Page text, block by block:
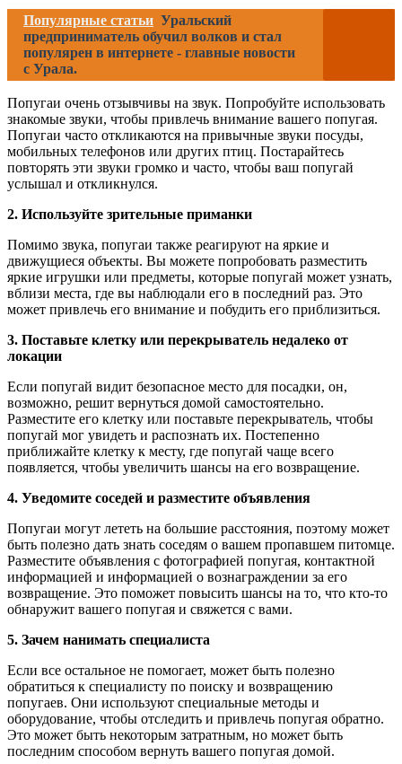
Популярные статьи Уральский
предприниматель обучил волков и стал
популярен в интернете - главные новости
с Урала.
Попугаи очень отзывчивы на звук. Попробуйте использовать
знакомые звуки, чтобы привлечь внимание вашего попугая.
Попугаи часто откликаются на привычные звуки посуды,
мобильных телефонов или других птиц. Постарайтесь
повторять эти звуки громко и часто, чтобы ваш попугай
услышал и откликнулся.
2. Используйте зрительные приманки
Помимо звука, попугаи также реагируют на яркие и
движущиеся объекты. Вы можете попробовать разместить
яркие игрушки или предметы, которые попугай может узнать,
вблизи места, где вы наблюдали его в последний раз. Это
может привлечь его внимание и побудить его приблизиться.
3. Поставьте клетку или перекрыватель недалеко от
локации
Если попугай видит безопасное место для посадки, он,
возможно, решит вернуться домой самостоятельно.
Разместите его клетку или поставьте перекрыватель, чтобы
попугай мог увидеть и распознать их. Постепенно
приближайте клетку к месту, где попугай чаще всего
появляется, чтобы увеличить шансы на его возвращение.
4. Уведомите соседей и разместите объявления
Попугаи могут лететь на большие расстояния, поэтому может
быть полезно дать знать соседям о вашем пропавшем питомце.
Разместите объявления с фотографией попугая, контактной
информацией и информацией о вознаграждении за его
возвращение. Это поможет повысить шансы на то, что кто-то
обнаружит вашего попугая и свяжется с вами.
5. Зачем нанимать специалиста
Если все остальное не помогает, может быть полезно
обратиться к специалисту по поиску и возвращению
попугаев. Они используют специальные методы и
оборудование, чтобы отследить и привлечь попугая обратно.
Это может быть некоторым затратным, но может быть
последним способом вернуть вашего попугая домой.